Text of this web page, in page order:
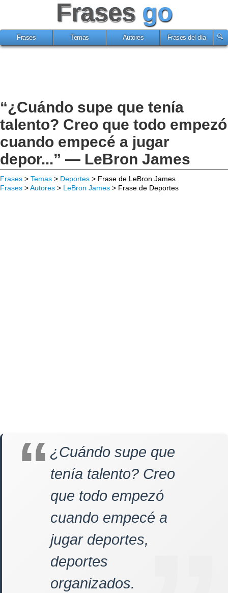
Frases go
Frases Temas Autores Frases del día
“¿Cuándo supe que tenía
talento? Creo que todo empezó
cuando empecé a jugar
depor...” — LeBron James
Frases > Temas > Deportes > Frase de LeBron James
Frases >Autores > LeBron James > Frase de Deportes
¿Cuándo supe que
tenía talento? Creo
que todo empezó
cuando empecé a
jugar deportes,
deportes
organizados.